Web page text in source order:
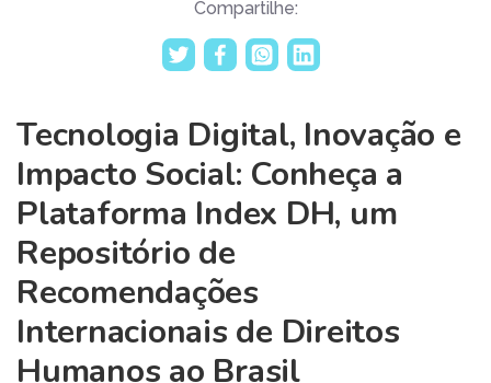
Compartilhe:
Tecnologia Digital, Inovação e
Impacto Social: Conheça a
Plataforma Index DH, um
Repositório de
Recomendações
Internacionais de Direitos
Humanos ao Brasil